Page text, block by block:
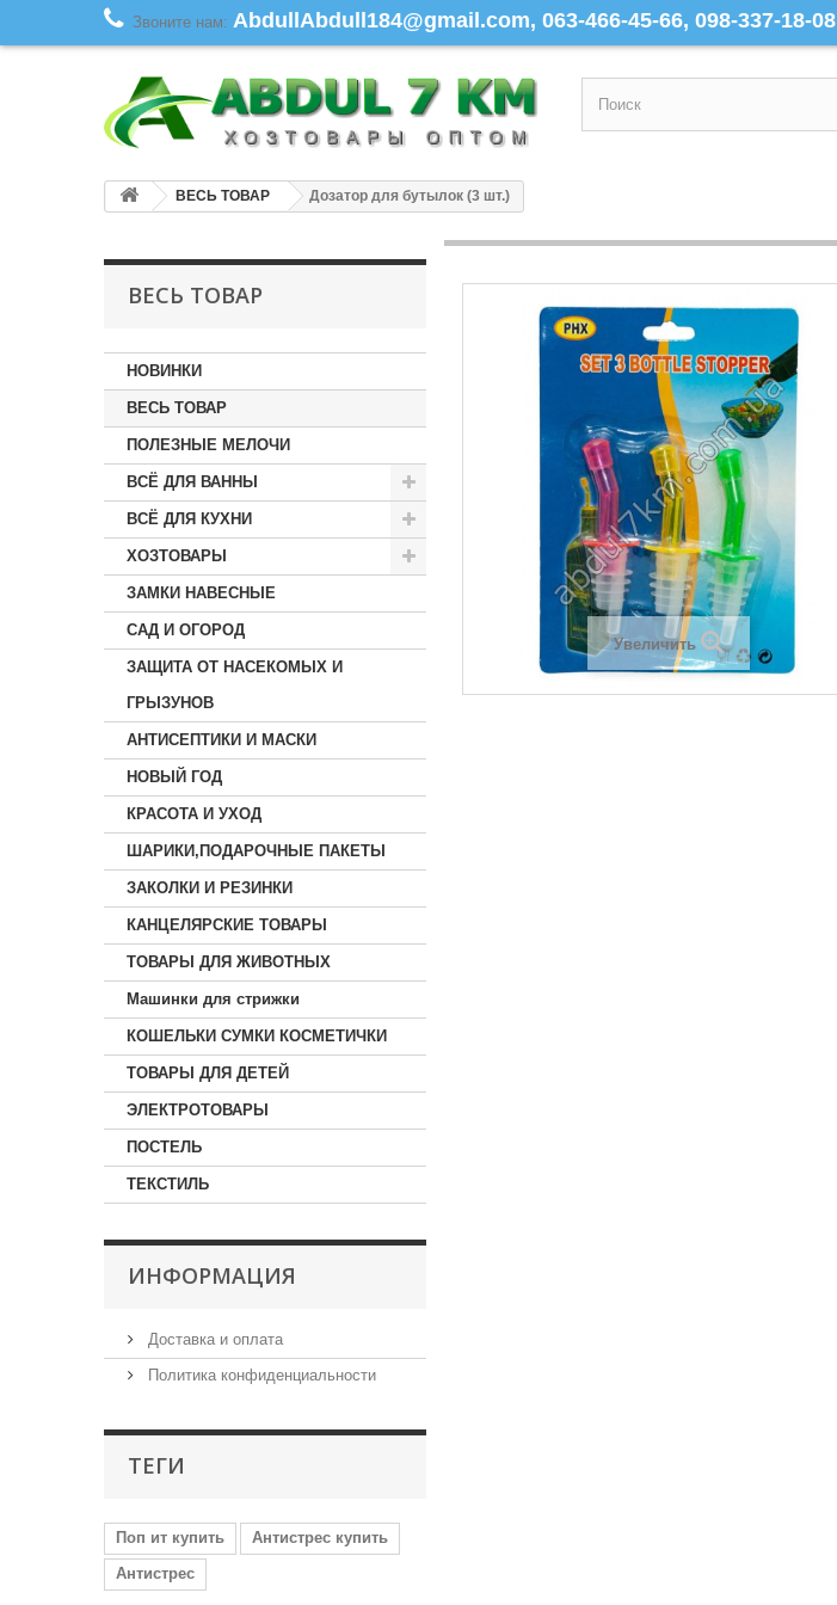
Звоните нам: AbdullAbdull184@gmail.com, 063-466-45-66, 098-337-18-08
ВЕСЬ ТОВАР Дозатор для бутылок (3 шт.)
ВЕСЬ ТОВАР
НОВИНКИ
ВЕСЬ ТОВАР
ПОЛЕЗНЫЕ МЕЛОЧИ
ВСЁ ДЛЯ ВАННЫ
ВСЁ ДЛЯ КУХНИ
ХОЗТОВАРЫ
ЗАМКИ НАВЕСНЫЕ
САД И ОГОРОД
ЗАЩИТА ОТ НАСЕКОМЫХ И
ГРЫЗУНОВ
АНТИСЕПТИКИ И МАСКИ
НОВЫЙ ГОД
КРАСОТА И УХОД
ШАРИКИ,ПОДАРОЧНЫЕ ПАКЕТЫ
ЗАКОЛКИ И РЕЗИНКИ
КАНЦЕЛЯРСКИЕ ТОВАРЫ
ТОВАРЫ ДЛЯ ЖИВОТНЫХ
Машинки для стрижки
КОШЕЛЬКИ СУМКИ КОСМЕТИЧКИ
ТОВАРЫ ДЛЯ ДЕТЕЙ
ЭЛЕКТРОТОВАРЫ
ПОСТЕЛЬ
ТЕКСТИЛЬ
ИНФОРМАЦИЯ
Доставка и оплата
Политика конфиденциальности
ТЕГИ
Поп ит купить
Антистрес купить
Антистрес
Увеличить